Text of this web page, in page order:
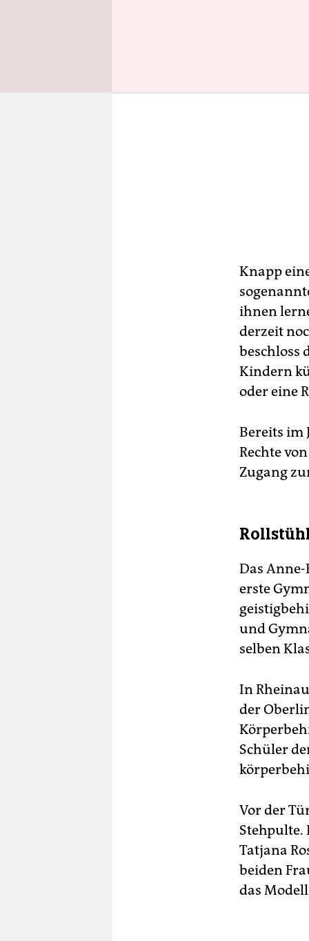
Knapp
ihnen
derzeit
beschloss
Kindern
oder eine
Bereits im
Rechte
Zugang
Das
erste
und
selben
In
der
Schüler
Vor der
Stehpulte.
Tatjana
beiden
das